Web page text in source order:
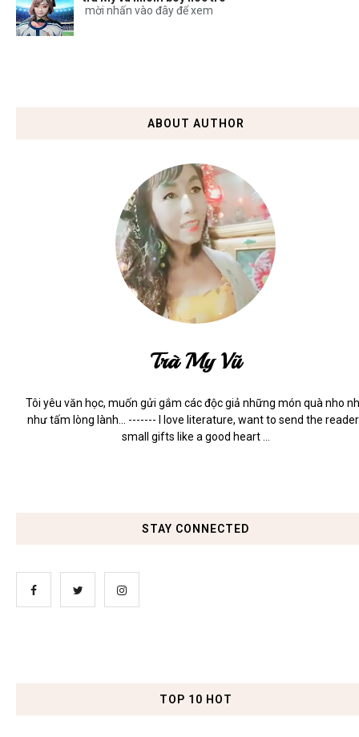
mời nhấn vào đây để xem
ABOUT AUTHOR
Trà My Vũ
Tôi yêu văn học, muốn gửi gắm các độc giả những món quà nho
như tấm lòng lành... ------- I love literature, want to send the
small gifts like a good heart ...
STAY CONNECTED
TOP 10 HOT